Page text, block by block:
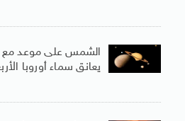
الشمس على موعد مع
يعانق سماء أوروبا